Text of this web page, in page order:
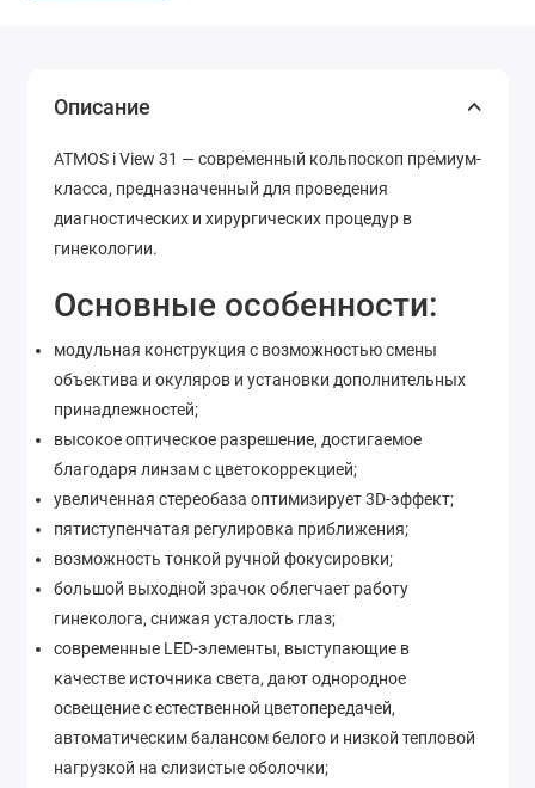
Описание
ATMOS i View 31 — современный кольпоскоп премиум-
класса, предназначенный для проведения
диагностических и хирургических процедур в
гинекологии.
Основные особенности:
модульная конструкция с возможностью смены
объектива и окуляров и установки дополнительных
принадлежностей;
высокое оптическое разрешение, достигаемое
благодаря линзам с цветокоррекцией;
увеличенная стереобаза оптимизирует 3D-эффект;
пятиступенчатая регулировка приближения;
возможность тонкой ручной фокусировки;
большой выходной зрачок облегчает работу
гинеколога, снижая усталость глаз;
современные LED-элементы, выступающие в
качестве источника света, дают однородное
освещение с естественной цветопередачей,
автоматическим балансом белого и низкой тепловой
нагрузкой на слизистые оболочки;